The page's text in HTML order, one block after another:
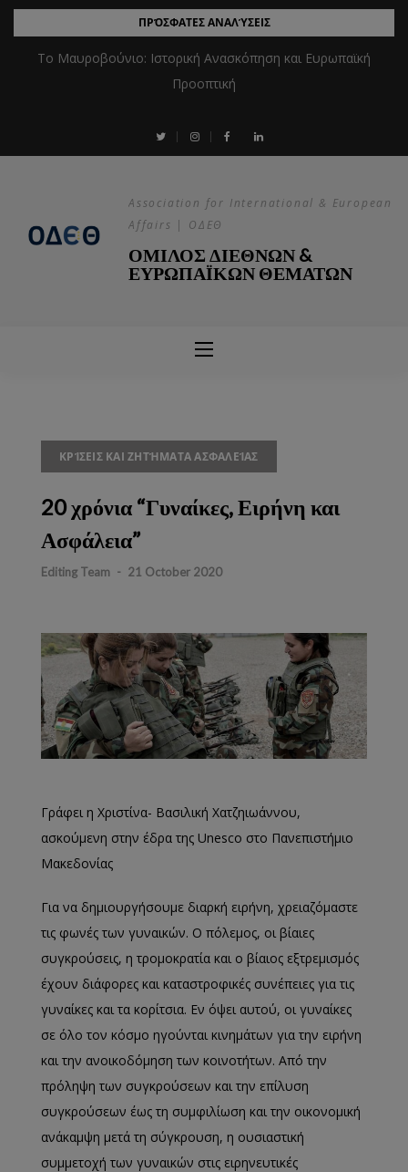
ΠΡΌΣΦΑΤΕΣ ΑΝΑΛΎΣΕΙΣ
Το Μαυροβούνιο: Ιστορική Ανασκόπηση και Ευρωπαϊκή
Προοπτική
Association for International & European
Affairs | ΟΔΕΘ
ΟΜΙΛΟΣ ΔΙΕΘΝΩΝ &
ΕΥΡΩΠΑΪΚΩΝ ΘΕΜΑΤΩΝ
ΚΡΊΣΕΙΣ ΚΑΙ ΖΗΤΉΜΑΤΑ ΑΣΦΑΛΕΊΑΣ
20 χρόνια “Γυναίκες, Ειρήνη και
Ασφάλεια”
Editing Team - 21 October 2020
Γράφει η Χριστίνα- Βασιλική Χατζηιωάννου,
ασκούμενη στην έδρα της Unesco στο Πανεπιστήμιο
Μακεδονίας
Για να δημιουργήσουμε διαρκή ειρήνη, χρειαζόμαστε
τις φωνές των γυναικών. Ο πόλεμος, οι βίαιες
συγκρούσεις, η τρομοκρατία και ο βίαιος εξτρεμισμός
έχουν διάφορες και καταστροφικές συνέπειες για τις
γυναίκες και τα κορίτσια. Εν όψει αυτού, οι γυναίκες
σε όλο τον κόσμο ηγούνται κινημάτων για την ειρήνη
και την ανοικοδόμηση των κοινοτήτων. Από την
πρόληψη των συγκρούσεων και την επίλυση
συγκρούσεων έως τη συμφιλίωση και την οικονομική
ανάκαμψη μετά τη σύγκρουση, η ουσιαστική
συμμετοχή των γυναικών στις ειρηνευτικές